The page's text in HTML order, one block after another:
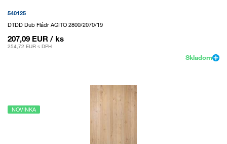
540125
DTDD Dub Fládr AGITO 2800/2070/19
207,09 EUR / ks
254,72 EUR s DPH
Skladom
NOVINKA